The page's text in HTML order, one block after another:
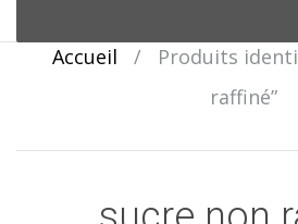
contentAccueil /
Produits
raffiné”